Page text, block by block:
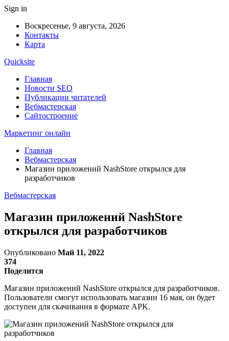
Sign in
Воскресенье, 9 августа, 2026
Контакты
Карта
Quicksite
Главная
Новости SEO
Публикации читателей
Вебмастерская
Сайтостроение
Маркетинг онлайн
Главная
Вебмастерская
Магазин приложений NashStore открылся для
разработчиков
Вебмастерская
Магазин приложений NashStore
открылся для разработчиков
Опубликовано Май 11, 2022
374
Поделится
Магазин приложений NashStore открылся для разработчиков.
Пользователи смогут использовать магазин 16 мая, он будет
доступен для скачивания в формате APK.